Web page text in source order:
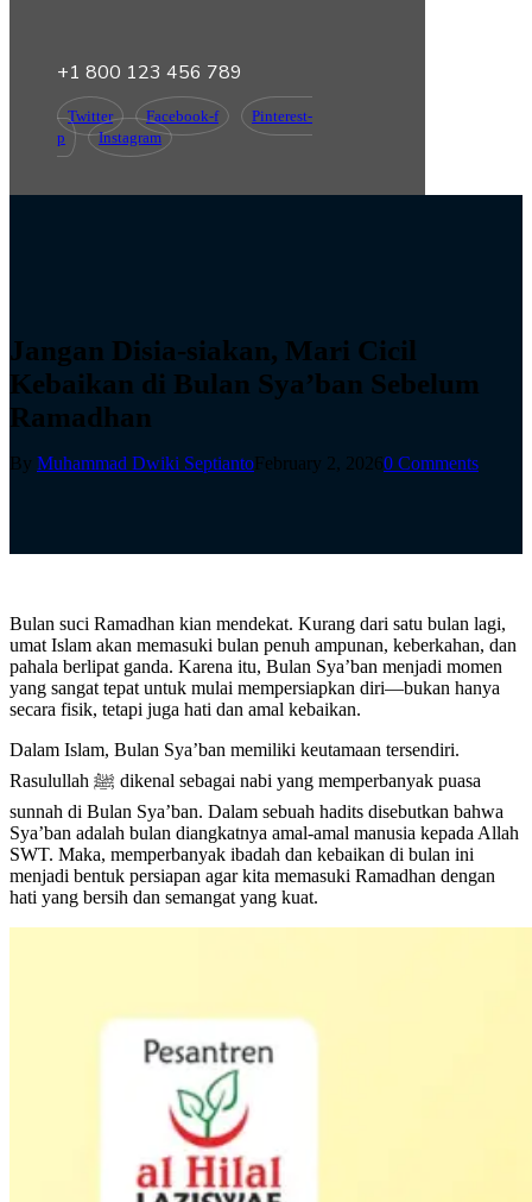
+1 800 123 456 789
Twitter Facebook-f
Pinterest-
p
Instagram
Jangan Disia-siakan, Mari Cicil
Kebaikan di Bulan Sya’ban Sebelum
Ramadhan
By Muhammad Dwiki SeptiantoFebruary 2, 20260 Comments
Bulan suci Ramadhan kian mendekat. Kurang dari satu bulan lagi,
umat Islam akan memasuki bulan penuh ampunan, keberkahan, dan
pahala berlipat ganda. Karena itu, Bulan Sya’ban menjadi momen
yang sangat tepat untuk mulai mempersiapkan diri—bukan hanya
secara fisik, tetapi juga hati dan amal kebaikan.
Dalam Islam, Bulan Sya’ban memiliki keutamaan tersendiri.
Rasulullah ﷺ dikenal sebagai nabi yang memperbanyak puasa
sunnah di Bulan Sya’ban. Dalam sebuah hadits disebutkan bahwa
Sya’ban adalah bulan diangkatnya amal-amal manusia kepada Allah
SWT. Maka, memperbanyak ibadah dan kebaikan di bulan ini
menjadi bentuk persiapan agar kita memasuki Ramadhan dengan
hati yang bersih dan semangat yang kuat.